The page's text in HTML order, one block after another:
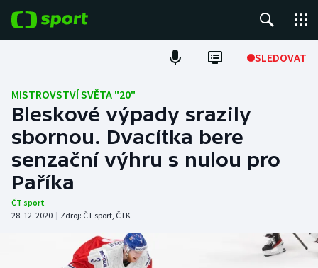
SLEDOVAT
Fotbal
Hokej
Tenis
Atletika
DALŠÍ SPORTY
MISTROVSTVÍ SVĚTA "20"
Bleskové výpady srazily
sbornou. Dvacítka bere
senzační výhru s nulou pro
Paříka
ČT sport
28. 12. 2020 | Zdroj: ČT sport, ČTK